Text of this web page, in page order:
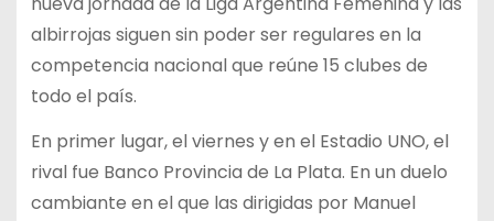
albirrojas siguen sin poder ser regulares en la
competencia nacional que reúne 15 clubes de
todo el país.
En primer lugar, el viernes y en el Estadio UNO, el
rival fue Banco Provincia de La Plata. En un duelo
cambiante en el que las dirigidas por Manuel